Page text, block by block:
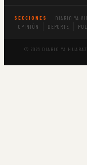
SECCIONES DIARIO YA
OPINIÓN
DEPORTE
© 2026 DIARIO YA HUARAZ